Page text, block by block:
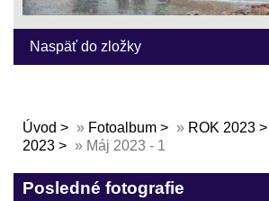
Naspäť do zložky
Úvod » Fotoalbum » ROK 2023
2023
» Máj 2023 - 1
Posledné fotografie